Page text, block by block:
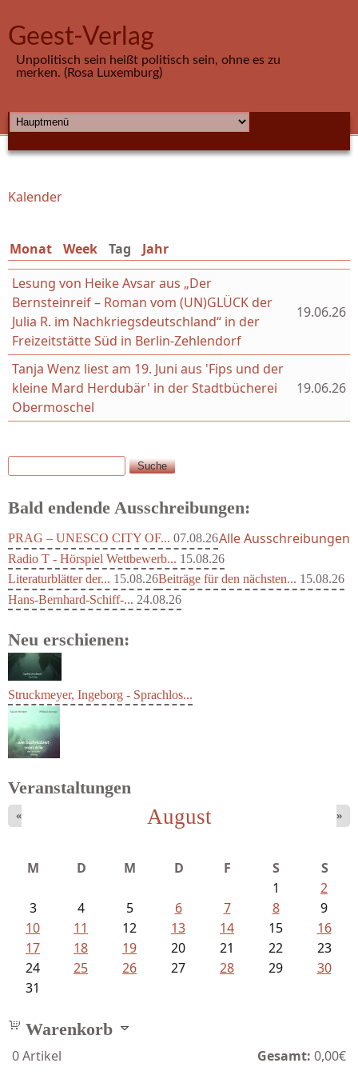
Geest-Verlag
Unpolitisch sein heißt politisch sein, ohne es zu
merken. (Rosa Luxemburg)
HAUPTMENÜ
Sie sind hier
Kalender
Monat Week Tag (aktiver Reiter)
Jahr
Lesung von Heike Avsar aus „Der
Bernsteinreif – Roman vom (UN)GLÜCK der
Julia R. im Nachkriegsdeutschland“ in der
Freizeitstätte Süd in Berlin-Zehlendorf
19.06.26
Tanja Wenz liest am 19. Juni aus 'Fips und der
kleine Mard Herdubär' in der Stadtbücherei
Obermoschel
19.06.26
Suchformular
Suche
Bald endende Ausschreibungen:
PRAG – UNESCO CITY OF... 07.08.26
Radio T - Hörspiel Wettbewerb... 15.08.26
Literaturblätter der... 15.08.26Beiträge für den nächsten... 15.08.26
Hans-Bernhard-Schiff-... 24.08.26
Alle Ausschreibungen
Neu erschienen:
Sigune Schnabel und Philipp...
Struckmeyer, Ingeborg - Sprachlos...
Veranstaltungen
August
« »
M D M D F S
S
1
2
3
4 5 6 7 8
9
10
11 12 13 14 15
16
17
18 19 20 21 22
23
24
25 26 27 28 29
30
31
Warenkorb
0Artikel Gesamt: 0,00€